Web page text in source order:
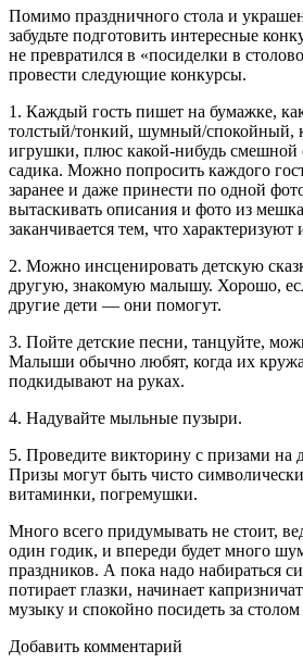
Помимо праздничного стола и
забудьте подготовить интересные
не превратился в «посиделки в
провести следующие конкурсы.
1. Каждый гость пишет на бумажке,
толстый/тонкий, шумный/спокойный,
игрушки, плюс какой-нибудь смешной
садика. Можно попросить каждого
заранее и даже принести по одной
вытаскивать описания и фото из
заканчивается тем, что
2. Можно инсценировать детскую
другую, знакомую малышу. Хорошо,
другие дети — они помогут.
3. Пойте детские песни, танцуйте,
Малыши обычно любят, когда их
подкидывают на руках.
4. Надувайте мыльные пузыри.
5. Проведите викторину с призами на
Призы могут быть чисто
витаминки, погремушки.
Много всего придумывать не стоит,
один годик, и впереди будет много
праздников. А пока надо набираться
потирает глазки, начинает
музыку и спокойно посидеть за столом
Добавить комментарий